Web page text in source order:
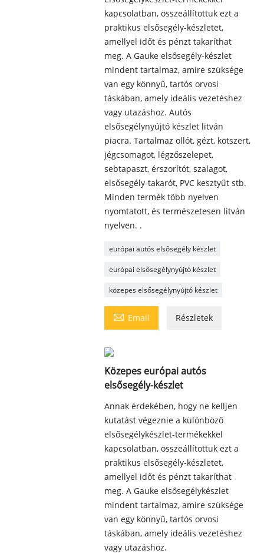
kapcsolatban, összeállítottuk ezt a
praktikus elsősegély-készletet,
amellyel időt és pénzt takaríthat
meg. A Gauke elsősegély-készlet
mindent tartalmaz, amire szüksége
van egy könnyű, tartós orvosi
táskában, amely ideális vezetéshez
vagy utazáshoz. Autós
elsősegélynyújtó készlet litván
piacra. Tartalmaz ollót, gézt, kötszert,
jégcsomagot, légzőszelepet,
sebtapaszt, érszorítót, szalagot,
elsősegély-takarót, PVC kesztyűt stb.
Minden termék több nyelven
nyomtatott, és természetesen litván
nyelven. .
európai autós elsősegély készlet
európai elsősegélynyújtó készlet
közepes elsősegélynyújtó készlet
 Email Részletek
Közepes európai autós
elsősegély-készlet
Annak érdekében, hogy ne kelljen
kutatást végeznie a különböző
elsősegélykészlet-termékekkel
kapcsolatban, összeállítottuk ezt a
praktikus elsősegély-készletet,
amellyel időt és pénzt takaríthat
meg. A Gauke elsősegélykészlet
mindent tartalmaz, amire szüksége
van egy könnyű, tartós orvosi
táskában, amely ideális vezetéshez
vagy utazáshoz.